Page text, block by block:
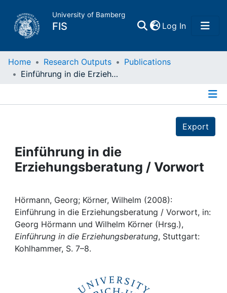
University of Bamberg
FIS Log In(current)
Home
Projects
People
Institutions
Awards
My FIS
Home Research Outputs
Publications
Einführung in die Erziehungsberatung / Vorwort
Export
Einführung in die
Erziehungsberatung / Vorwort
Hörmann, Georg; Körner, Wilhelm (2008):
Einführung in die Erziehungsberatung / Vorwort, in:
Georg Hörmann und Wilhelm Körner (Hrsg.),
Einführung in die Erziehungsberatung, Stuttgart:
Kohlhammer, S. 7–8.